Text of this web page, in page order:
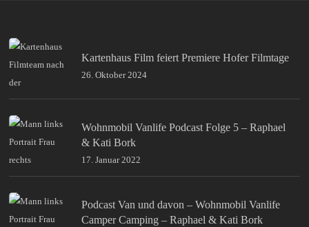
Kartenhaus Film feiert Premiere Hofer Filmtage
26. Oktober 2024
Wohnmobil Vanlife Podcast Folge 5 – Raphael
& Kati Bork
17. Januar 2022
Podcast Van und davon – Wohnmobil Vanlife
Camper Camping – Raphael & Kati Bork